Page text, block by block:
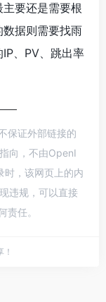
要还是需要根
据则需要找雨
、PV、跳出率
保证外部链接的
向，不由OpenI
，该网页上的内
违规，可以直接
任。